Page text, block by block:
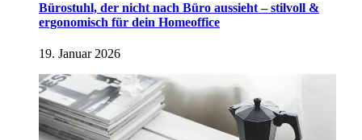
Bürostuhl, der nicht nach Büro aussieht – stilvoll &
ergonomisch für dein Homeoffice
19. Januar 2026